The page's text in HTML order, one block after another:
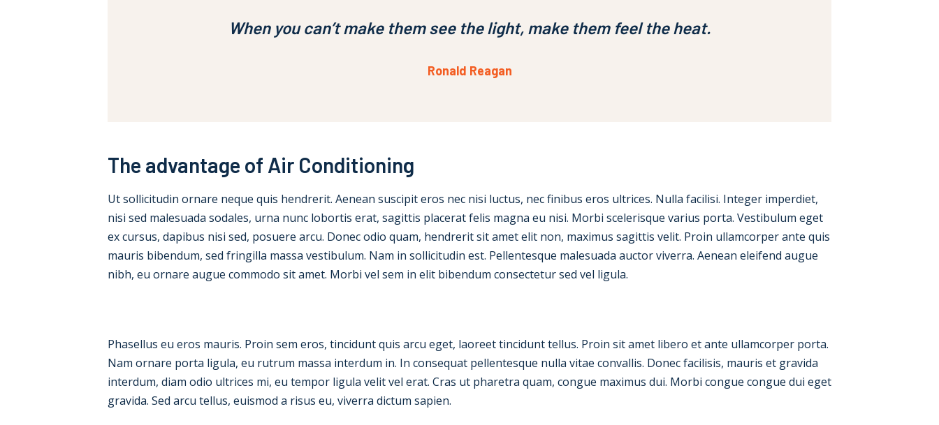
When you can’t make them see the light, make them feel the heat.
Ronald Reagan
The advantage of Air Conditioning
Ut sollicitudin ornare neque quis hendrerit. Aenean suscipit eros nec nisi luctus, nec finibus eros ultrices. Nulla facilisi. Integer imperdiet,
nisi sed malesuada sodales, urna nunc lobortis erat, sagittis placerat felis magna eu nisi. Morbi scelerisque varius porta. Vestibulum eget
ex cursus, dapibus nisi sed, posuere arcu. Donec odio quam, hendrerit sit amet elit non, maximus sagittis velit. Proin ullamcorper ante quis
mauris bibendum, sed fringilla massa vestibulum. Nam in sollicitudin est. Pellentesque malesuada auctor viverra. Aenean eleifend augue
nibh, eu ornare augue commodo sit amet. Morbi vel sem in elit bibendum consectetur sed vel ligula.
Phasellus eu eros mauris. Proin sem eros, tincidunt quis arcu eget, laoreet tincidunt tellus. Proin sit amet libero et ante ullamcorper porta.
Nam ornare porta ligula, eu rutrum massa interdum in. In consequat pellentesque nulla vitae convallis. Donec facilisis, mauris et gravida
interdum, diam odio ultrices mi, eu tempor ligula velit vel erat. Cras ut pharetra quam, congue maximus dui. Morbi congue congue dui eget
gravida. Sed arcu tellus, euismod a risus eu, viverra dictum sapien.